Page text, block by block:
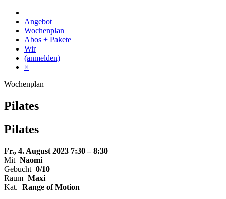
Skip
content
Angebot
Wochenplan
Abos + Pakete
Wir
(anmelden)
×
Wochenplan
Pilates
Pilates
Fr., 4. August 2023 7:30 – 8:30
Mit Naomi
Gebucht 0/10
Raum Maxi
Kat. Range of Motion